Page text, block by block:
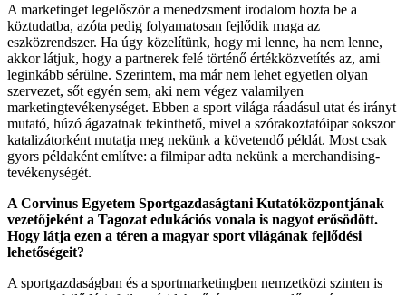
A marketinget legelőször a menedzsment irodalom hozta be a
köztudatba, azóta pedig folyamatosan fejlődik maga az
eszközrendszer. Ha úgy közelítünk, hogy mi lenne, ha nem lenne,
akkor látjuk, hogy a partnerek felé történő értékközvetítés az, ami
leginkább sérülne. Szerintem, ma már nem lehet egyetlen olyan
szervezet, sőt egyén sem, aki nem végez valamilyen
marketingtevékenységet. Ebben a sport világa ráadásul utat és irányt
mutató, húzó ágazatnak tekinthető, mivel a szórakoztatóipar sokszor
katalizátorként mutatja meg nekünk a követendő példát. Most csak
gyors példaként említve: a filmipar adta nekünk a merchandising-
tevékenységét.
A Corvinus Egyetem Sportgazdaságtani Kutatóközpontjának
vezetőjeként a Tagozat edukációs vonala is nagyot erősödött.
Hogy látja ezen a téren a magyar sport világának fejlődési
lehetőségeit?
A sportgazdaságban és a sportmarketingben nemzetközi szinten is